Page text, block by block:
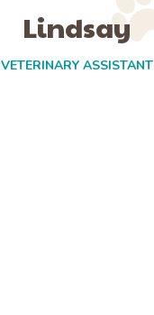
Lindsay
VETERINARY ASSISTANT